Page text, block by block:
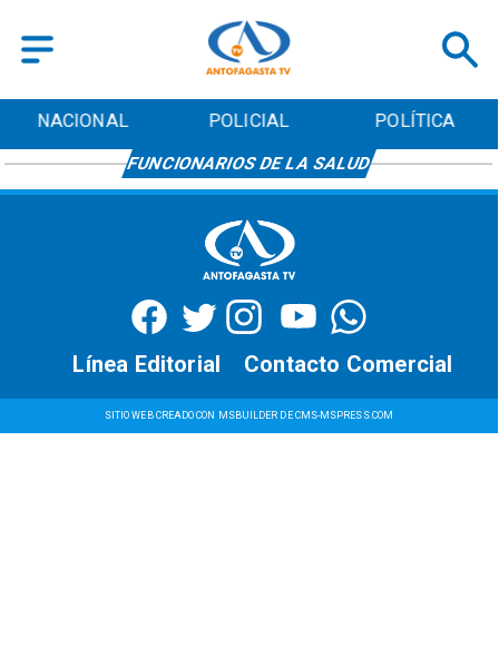
NACIONAL POLICIAL POLÍTICA
FUNCIONARIOS DE LA SALUD
SITIO WEB CREADO CON MSBUILDER DE CMS-MSPRESS.COM
Contacto Comercial
Línea Editorial